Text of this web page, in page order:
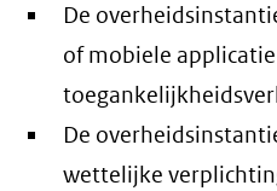
De
of mobiele
De
wettelijke